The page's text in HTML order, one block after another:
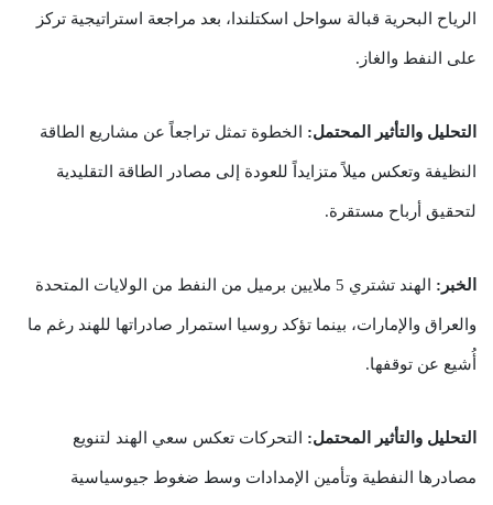
الرياح البحرية قبالة سواحل اسكتلندا، بعد مراجعة استراتيجية تركز
على النفط والغاز.
التحليل والتأثير المحتمل: الخطوة تمثل تراجعاً عن مشاريع الطاقة
النظيفة وتعكس ميلاً متزايداً للعودة إلى مصادر الطاقة التقليدية
لتحقيق أرباح مستقرة.
الخبر: الهند تشتري 5 ملايين برميل من النفط من الولايات المتحدة
والعراق والإمارات، بينما تؤكد روسيا استمرار صادراتها للهند رغم ما
أُشيع عن توقفها.
التحليل والتأثير المحتمل: التحركات تعكس سعي الهند لتنويع
مصادرها النفطية وتأمين الإمدادات وسط ضغوط جيوسياسية